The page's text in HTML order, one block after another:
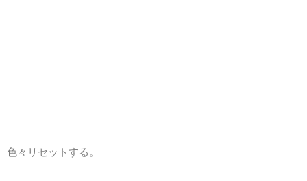
色々リセットする。